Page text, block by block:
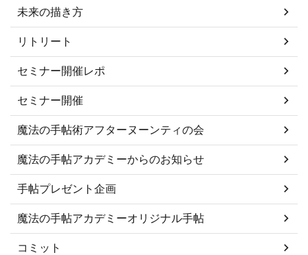
未来の描き方
リトリート
セミナー開催レポ
セミナー開催
魔法の手帖術アフターヌーンティの会
魔法の手帖アカデミーからのお知らせ
手帖プレゼント企画
魔法の手帖アカデミーオリジナル手帖
コミット